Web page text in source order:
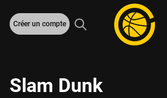
Créer un compte
Slam Dunk